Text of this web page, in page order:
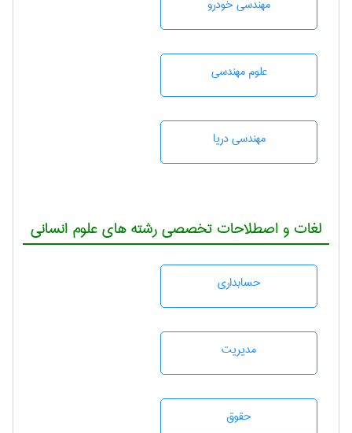
مهندسی خودرو
علوم مهندسی
مهندسی دریا
لغات و اصطلاحات تخصصی رشته های علوم انسانی
حسابداری
مديريت
حقوق